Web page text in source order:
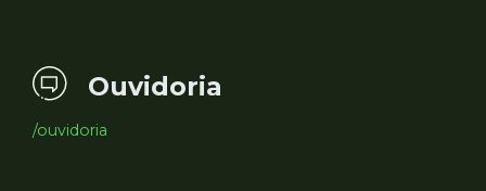
Ouvidoria
/ouvidoria